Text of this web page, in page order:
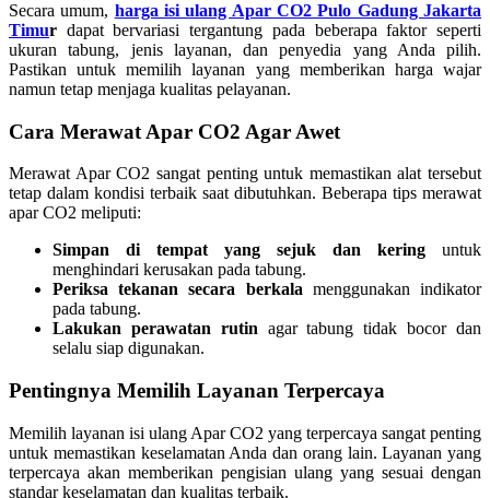
Secara umum, harga isi ulang Apar CO2 Pulo Gadung Jakarta
Timur dapat bervariasi tergantung pada beberapa faktor seperti
ukuran tabung, jenis layanan, dan penyedia yang Anda pilih.
Pastikan untuk memilih layanan yang memberikan harga wajar
namun tetap menjaga kualitas pelayanan.
Cara Merawat Apar CO2 Agar Awet
Merawat Apar CO2 sangat penting untuk memastikan alat tersebut
tetap dalam kondisi terbaik saat dibutuhkan. Beberapa tips merawat
apar CO2 meliputi:
Simpan di tempat yang sejuk dan kering untuk
menghindari kerusakan pada tabung.
Periksa tekanan secara berkalamenggunakan indikator
pada tabung.
Lakukan perawatan rutinagar tabung tidak bocor dan
selalu siap digunakan.
Pentingnya Memilih Layanan Terpercaya
Memilih layanan isi ulang Apar CO2 yang terpercaya sangat penting
untuk memastikan keselamatan Anda dan orang lain. Layanan yang
terpercaya akan memberikan pengisian ulang yang sesuai dengan
standar keselamatan dan kualitas terbaik.